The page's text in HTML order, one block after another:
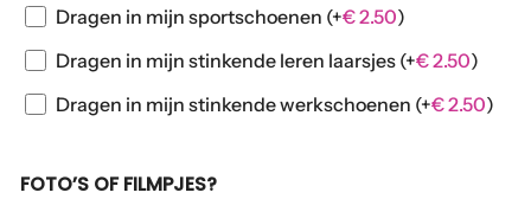
Dragen in mijn sportschoenen (+€2.50)
Dragen in mijn stinkende leren laarsjes (+€2.50)
Dragen in mijn stinkende werkschoenen (+€2.50)
FOTO’S OF FILMPJES?